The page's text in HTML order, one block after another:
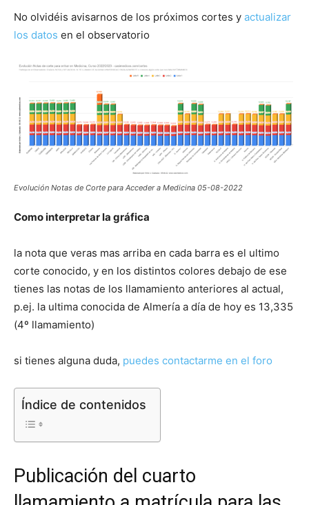
No olvidéis avisarnos de los próximos cortes y actualizar
los datos en el observatorio
Evolución Notas de Corte para Acceder a Medicina 05-08-2022
Como interpretar la gráfica
la nota que veras mas arriba en cada barra es el ultimo
corte conocido, y en los distintos colores debajo de ese
tienes las notas de los llamamiento anteriores al actual,
p.ej. la ultima conocida de Almería a día de hoy es 13,335
(4º llamamiento)
si tienes alguna duda, puedes contactarme en el foro
Índice de contenidos
Publicación del cuarto